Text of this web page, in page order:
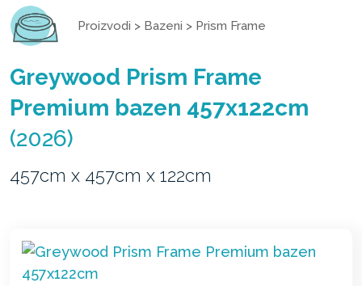
Proizvodi > Bazeni > Prism Frame
Greywood Prism Frame
Premium bazen 457x122cm
(2026)
457cm x 457cm x 122cm